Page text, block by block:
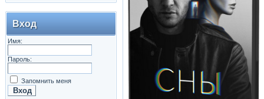
Вход
Имя:
Пароль:
Запомнить меня